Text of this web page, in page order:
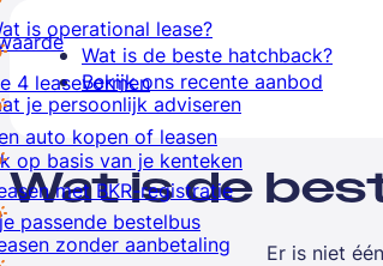
je persoonlijk adviseren
op basis van je kenteken
passende bestelbus
is operational lease?
4 leasevormen
auto kopen of leasen
met BKR-registratie
zonder aanbetaling
Wat is de beste hatchback?
Bekijk ons recente aanbod
Wat is de
Er is niet